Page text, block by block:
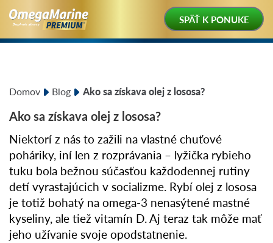
SPÄŤ K PONUKE
Domov Blog Ako sa získava olej z lososa?
Ako sa získava olej z lososa?
Niektorí z nás to zažili na vlastné chuťové
poháriky, iní len z rozprávania – lyžička rybieho
tuku bola bežnou súčasťou každodennej rutiny
detí vyrastajúcich v socializme. Rybí olej z lososa
je totiž bohatý na omega-3 nenasýtené mastné
kyseliny, ale tiež vitamín D. Aj teraz tak môže mať
jeho užívanie svoje opodstatnenie.